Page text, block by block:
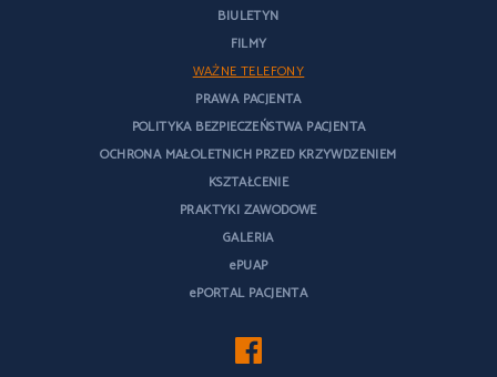
BIULETYN
FILMY
WAŻNE TELEFONY
PRAWA PACJENTA
POLITYKA BEZPIECZEŃSTWA PACJENTA
OCHRONA MAŁOLETNICH PRZED KRZYWDZENIEM
KSZTAŁCENIE
PRAKTYKI ZAWODOWE
GALERIA
ePUAP
ePORTAL PACJENTA